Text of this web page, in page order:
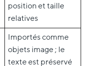
position et taille
relatives
Importés comme
objets image ; le
texte est préservé